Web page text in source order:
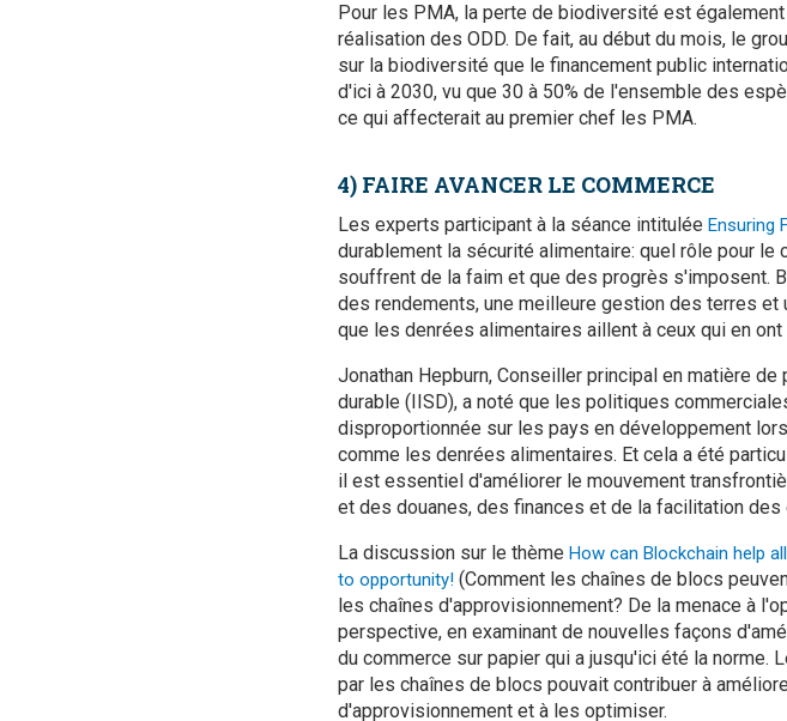
Pour les PMA, la perte de biodiversité est
réalisation des ODD. De fait, au début du mois, le
sur la biodiversité que le financement public
d'ici à 2030, vu que 30 à 50% de l'ensemble des
ce qui affecterait au premier chef les PMA.
4) FAIRE AVANCER LE COMMERCE
Les experts participant à la séance intitulée Ensuring
durablement la sécurité alimentaire: quel rôle pour
souffrent de la faim et que des progrès s'imposent.
des rendements, une meilleure gestion des terres
que les denrées alimentaires aillent à ceux qui en ont
Jonathan Hepburn, Conseiller principal en matière
durable (IISD), a noté que les politiques
disproportionnée sur les pays en développement
comme les denrées alimentaires. Et cela a été
il est essentiel d'améliorer le mouvement
et des douanes, des finances et de la facilitation des
La discussion sur le thème How can Blockchain help
to opportunity! (Comment les chaînes de blocs
les chaînes d'approvisionnement? De la menace à
perspective, en examinant de nouvelles façons
du commerce sur papier qui a jusqu'ici été la
par les chaînes de blocs pouvait contribuer à
d'approvisionnement et à les optimiser.